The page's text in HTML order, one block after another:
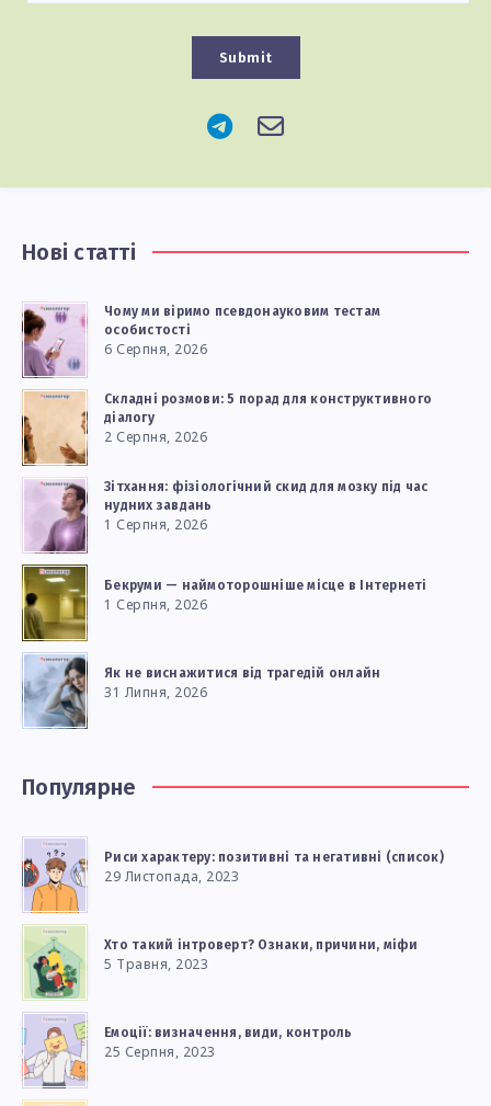
Submit
Нові статті
Чому ми віримо псевдонауковим тестам
особистості
6 Серпня, 2026
Складні розмови: 5 порад для конструктивного
діалогу
2 Серпня, 2026
Зітхання: фізіологічний скид для мозку під час
нудних завдань
1 Серпня, 2026
Бекруми — наймоторошніше місце в Інтернеті
1 Серпня, 2026
Як не виснажитися від трагедій онлайн
31 Липня, 2026
Популярне
Риси характеру: позитивні та негативні (список)
29 Листопада, 2023
Хто такий інтроверт? Ознаки, причини, міфи
5 Травня, 2023
Емоції: визначення, види, контроль
25 Серпня, 2023